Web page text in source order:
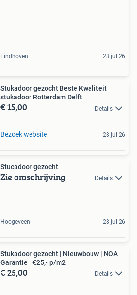
Eindhoven 28 jul 26
Stukadoor gezocht Beste Kwaliteit
stukadoor Rotterdam Delft
€ 15,00 Details
Bezoek website 28 jul 26
Stucadoor gezocht
Zie omschrijving Details
Hoogeveen 28 jul 26
Stukadoor gezocht | Nieuwbouw | NOA
Garantie | €25,- p/m2
€ 25,00 Details